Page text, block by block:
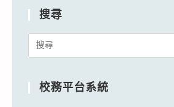
搜尋
Search
校務平台系統